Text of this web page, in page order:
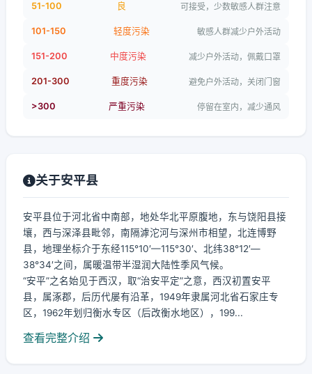
51-100 良 可接受，少数敏感人群注意
101-150 轻度污染 敏感人群减少户外活动
151-200 中度污染 减少户外活动，佩戴口罩
201-300 重度污染 避免户外活动，关闭门窗
>300 严重污染 停留在室内，减少通风
关于安平县
安平县位于河北省中南部，地处华北平原腹地，东与饶阳县接
壤，西与深泽县毗邻，南隔滹沱河与深州市相望，北连博野
县，地理坐标介于东经115°10′—115°30′、北纬38°12′—
38°34′之间，属暖温带半湿润大陆性季风气候。
“安平”之名始见于西汉，取“治安平定”之意，西汉初置安平
县，属涿郡，后历代屡有沿革，1949年隶属河北省石家庄专
区，1962年划归衡水专区（后改衡水地区），199...
查看完整介绍